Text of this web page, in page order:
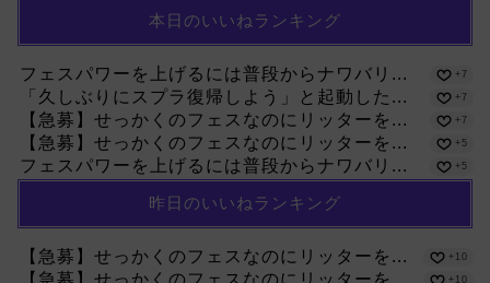
本日のいいねランキング
フェスパワーを上げるには普段からナワバリ... +7
「久しぶりにスプラ復帰しよう」と起動した... +7
【急募】せっかくのフェスなのにリッターを... +7
【急募】せっかくのフェスなのにリッターを... +5
フェスパワーを上げるには普段からナワバリ... +5
昨日のいいねランキング
【急募】せっかくのフェスなのにリッターを... +10
+10